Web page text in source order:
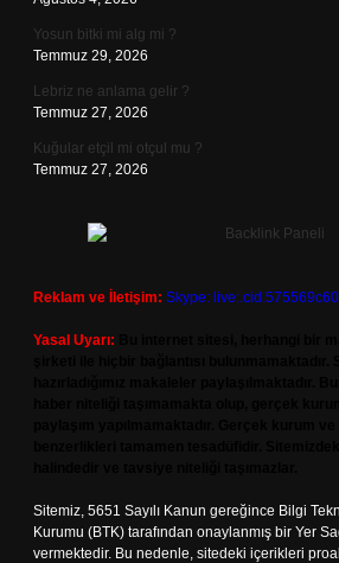
Yosun bitki mi alg mi ?
Temmuz 29, 2026
Lebriz ne anlama gelir ?
Temmuz 27, 2026
Kuğular etçil mi otçul mu ?
Temmuz 27, 2026
Reklam ve İletişim: Skype:
Yasal Uyarı:
Sitemiz, 5651 Sayılı Kanun gereğince Bilgi
Kurumu (BTK) tarafından onaylanmış bir Yer
vermektedir. Bu nedenle, sitedeki içerikleri